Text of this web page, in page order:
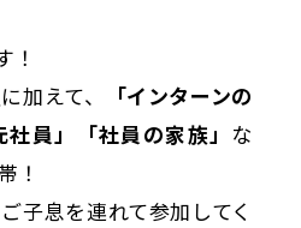
！
加えて、
「インターンの
員」「社員の家族」 な
！
子息を連れて参加してく